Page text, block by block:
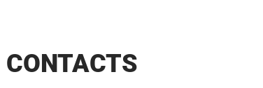
CONTACTS